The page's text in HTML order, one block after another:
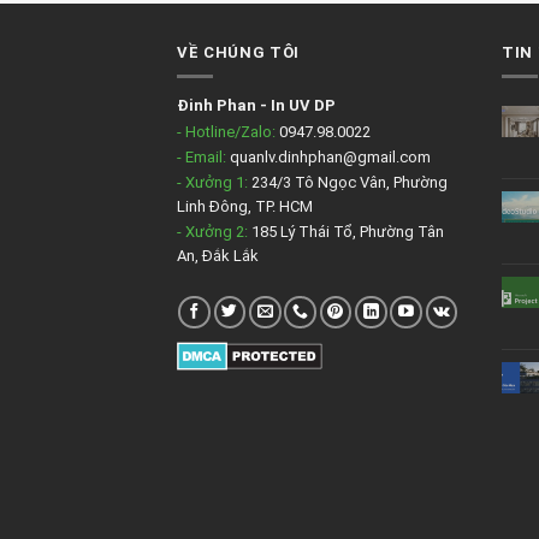
VỀ CHÚNG TÔI
Đinh Phan - In UV DP
- Hotline/Zalo: 0947.98.0022
- Email: quanlv.dinhphan@gmail.com
- Xưởng 1: 234/3 Tô Ngọc Vân, Phường
Linh Đông, TP. HCM
- Xưởng 2: 185 Lý Thái Tổ, Phường Tân
An, Đắk Lắk
TIN